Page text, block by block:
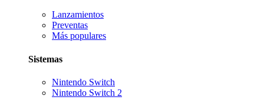
Lanzamientos
Preventas
Más populares
Sistemas
Nintendo Switch
Nintendo Switch 2